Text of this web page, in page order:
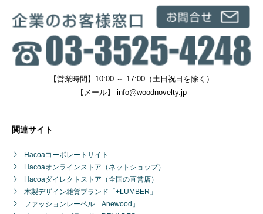
【営業時間】10:00 ～ 17:00（土日祝日を除く）
【メール】 info@woodnovelty.jp
関連サイト
Hacoaコーポレートサイト
Hacoaオンラインストア（ネットショップ）
Hacoaダイレクトストア（全国の直営店）
木製デザイン雑貨ブランド「+LUMBER」
ファッションレーベル「Anewood」